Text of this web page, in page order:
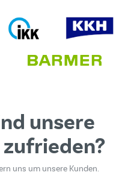
geschützt - es
unsere
uns um unsere Kunden.